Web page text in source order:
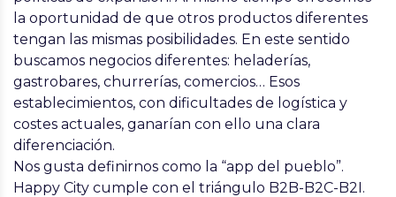
la oportunidad de que otros productos diferentes
tengan las mismas posibilidades. En este sentido
buscamos negocios diferentes: heladerías,
gastrobares, churrerías, comercios… Esos
establecimientos, con dificultades de logística y
costes actuales, ganarían con ello una clara
diferenciación.
Nos gusta definirnos como la “app del pueblo”.
Happy City cumple con el triángulo B2B-B2C-B2I.